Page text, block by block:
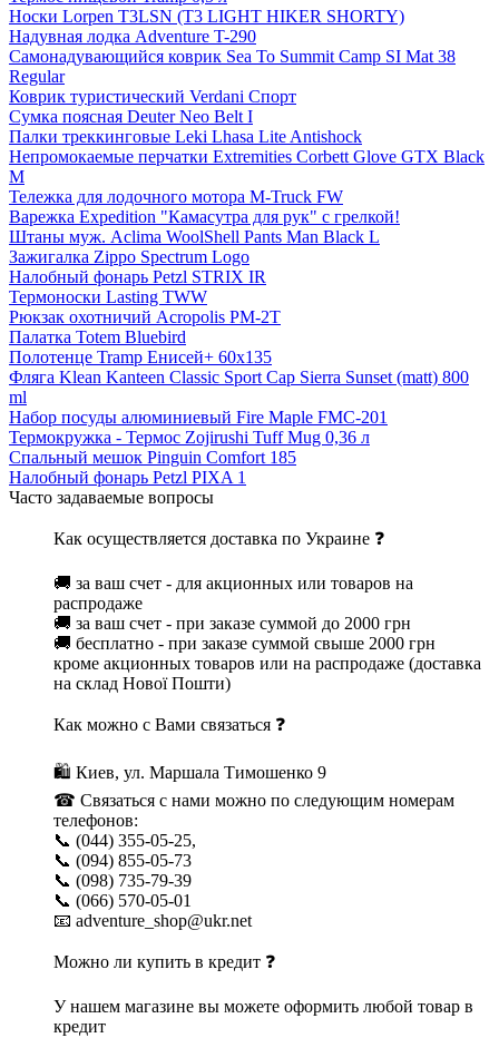
Носки Lorpen T3LSN (T3 LIGHT HIKER SHORTY)
Надувная лодка Adventure T-290
Самонадувающийся коврик Sea To Summit Camp SI Mat 38
Regular
Коврик туристический Verdani Спорт
Сумка поясная Deuter Neo Belt I
Палки треккинговые Leki Lhasa Lite Antishock
Непромокаемые перчатки Extremities Corbett Glove GTX Black
M
Тележка для лодочного мотора M-Truck FW
Варежка Expedition "Камасутра для рук" с грелкой!
Штаны муж. Aclima WoolShell Pants Man Black L
Зажигалка Zippo Spectrum Logo
Налобный фонарь Petzl STRIX IR
Термоноски Lasting TWW
Рюкзак охотничий Acropolis РМ-2T
Палатка Totem Bluebird
Полотенце Tramp Енисей+ 60x135
Фляга Klean Kanteen Classic Sport Cap Sierra Sunset (matt) 800
ml
Набор посуды алюминиевый Fire Maple FMC-201
Термокружка - Термос Zojirushi Tuff Mug 0,36 л
Спальный мешок Pinguin Comfort 185
Налобный фонарь Petzl PIXA 1
Часто задаваемые вопросы
Как осуществляется доставка по Украине ❓
🚚 за ваш счет - для акционных или товаров на
распродаже
🚚 за ваш счет - при заказе суммой до 2000 грн
🚚 бесплатно - при заказе суммой свыше 2000 грн
кроме акционных товаров или на распродаже (доставка
на склад Нової Пошти)
Как можно с Вами связаться ❓
🛍 Киев, ул. Маршала Тимошенко 9
☎ Связаться с нами можно по следующим номерам
телефонов:
📞 (044) 355-05-25,
📞 (094) 855-05-73
📞 (098) 735-79-39
📞 (066) 570-05-01
📧 adventure_shop@ukr.net
Можно ли купить в кредит ❓
У нашем магазине вы можете оформить любой товар в
кредит